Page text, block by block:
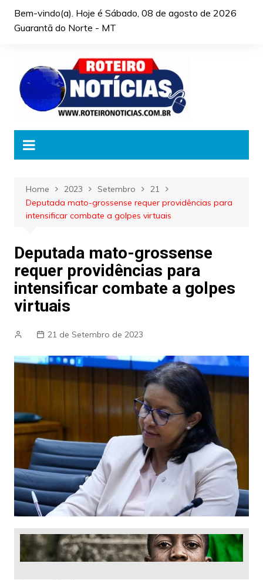
Bem-vindo(a). Hoje é Sábado, 08 de agosto de 2026
Guarantã do Norte - MT
Home 2023 Setembro
21
Deputada mato-grossense requer providências para
intensificar combate a golpes virtuais
Deputada mato-grossense
requer providências para
intensificar combate a golpes
virtuais
21 de Setembro de 2023